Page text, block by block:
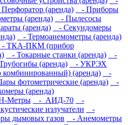
(аренда)
- Приборы
(аренда)
- Пылесосы
(аренда)
- Секундомеры
- Термоанемометры (аренда)
- ТКА-ПКМ (прибор
- Токарные станки (аренда)
-
(аренда)
- УКРЭХ
(аренда)
-
фотометрические (аренда)
-
(аренда)
Метры - АИД-70
-
излучатели
-
дымовых газов
- Анемометры